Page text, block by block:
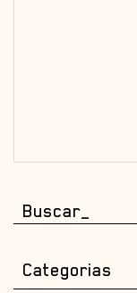
Categorias